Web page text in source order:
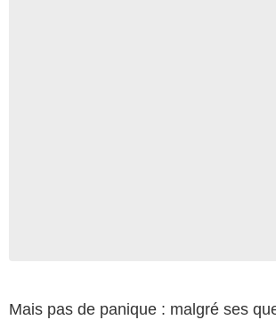
Mais pas de panique : malgré ses